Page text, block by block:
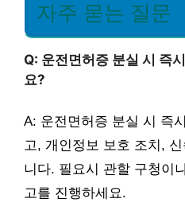
자주 묻는 질문
Q: 운전면허증 분실 시 즉
요?
A: 운전면허증 분실 시 즉
고, 개인정보 보호 조치,
니다. 필요시 관할 구청이
고를 진행하세요.